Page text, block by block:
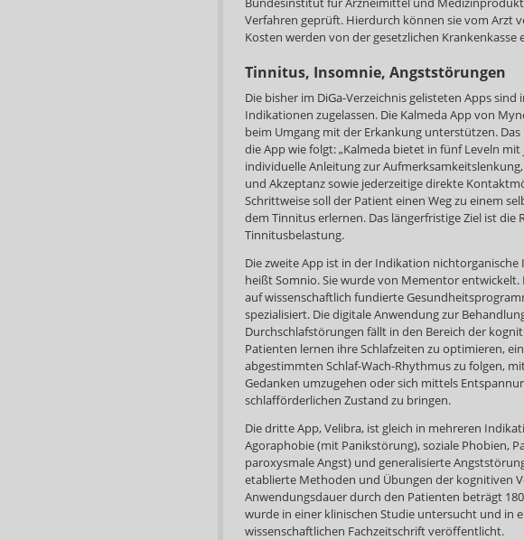
Verfahren geprüft. Hierdurch können sie vom Arzt
Kosten werden von der gesetzlichen Krankenkasse
Tinnitus, Insomnie, Angststörungen
Die bisher im DiGa-Verzeichnis gelisteten Apps sind
Indikationen zugelassen. Die Kalmeda App von
beim Umgang mit der Erkankung unterstützen.
die App wie folgt: „Kalmeda bietet in fünf Leveln
individuelle Anleitung zur
und Akzeptanz sowie jederzeitige direkte
Schrittweise soll der Patient einen Weg zu einem
dem Tinnitus erlernen. Das längerfristige Ziel ist die
Tinnitusbelastung.
Die zweite App ist in der Indikation nichtorganische
heißt Somnio. Sie wurde von Mementor entwickelt.
auf wissenschaftlich fundierte
spezialisiert. Die digitale Anwendung zur
Durchschlafstörungen fällt in den Bereich der
Patienten lernen ihre Schlafzeiten zu optimieren,
abgestimmten Schlaf-Wach-Rhythmus zu folgen,
Gedanken umzugehen oder sich mittels
schlafförderlichen Zustand zu bringen.
Die dritte App, Velibra, ist gleich in mehreren
Agoraphobie (mit Panikstörung), soziale Phobien,
paroxysmale Angst) und generalisierte
etablierte Methoden und Übungen der kognitiven
Anwendungsdauer durch den Patienten beträgt
wurde in einer klinischen Studie untersucht und in
wissenschaftlichen Fachzeitschrift veröffentlicht.